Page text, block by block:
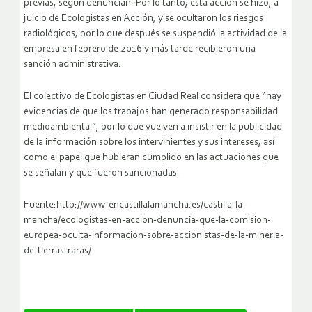
previas, según denuncian. Por lo tanto, esta acción se hizo, a
juicio de Ecologistas en Acción, y se ocultaron los riesgos
radiológicos, por lo que después se suspendió la actividad de la
empresa en febrero de 2016 y más tarde recibieron una
sanción administrativa.
El colectivo de Ecologistas en Ciudad Real considera que “hay
evidencias de que los trabajos han generado responsabilidad
medioambiental”, por lo que vuelven a insistir en la publicidad
de la información sobre los intervinientes y sus intereses, así
como el papel que hubieran cumplido en las actuaciones que
se señalan y que fueron sancionadas.
Fuente:http://www.encastillalamancha.es/castilla-la-
mancha/ecologistas-en-accion-denuncia-que-la-comision-
europea-oculta-informacion-sobre-accionistas-de-la-mineria-
de-tierras-raras/